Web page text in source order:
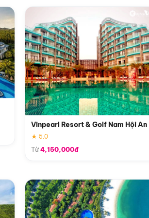
Vinpearl Resort & Golf Nam Hội An
★ 5.0
Từ4,150,000đ